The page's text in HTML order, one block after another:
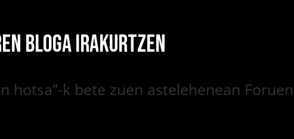
BLOGA IRAKURTZEN
hotsa”-k bete zuen astelehenean